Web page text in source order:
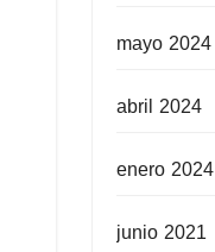
mayo 2024
abril 2024
enero 2024
junio 2021